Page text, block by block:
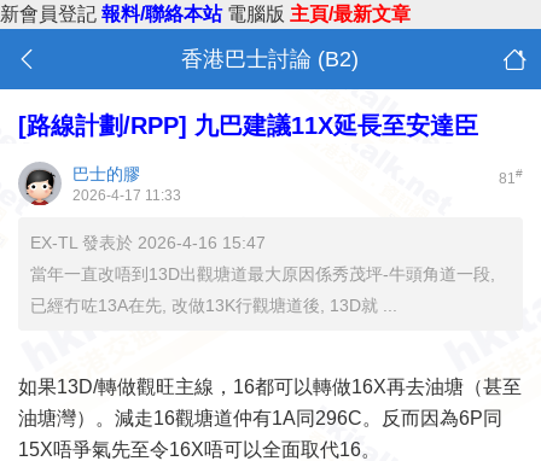
新會員登記 報料/聯絡本站 電腦版 主頁/最新文章
香港巴士討論 (B2)
[路線計劃/RPP] 九巴建議11X延長至安達臣
81#
巴士的膠
2026-4-17 11:33
EX-TL 發表於 2026-4-16 15:47
當年一直改唔到13D出觀塘道最大原因係秀茂坪-牛頭角道一段,
已經冇咗13A在先, 改做13K行觀塘道後, 13D就 ...
如果13D/轉做觀旺主線，16都可以轉做16X再去油塘（甚至
油塘灣）。減走16觀塘道仲有1A同296C。反而因為6P同
15X唔爭氣先至令16X唔可以全面取代16。